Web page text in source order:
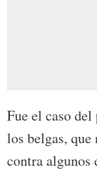
Fue el caso
los belgas,
contra algunos